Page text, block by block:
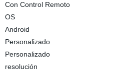
Con Control Remoto
OS
Android
Personalizado
Personalizado
resolución